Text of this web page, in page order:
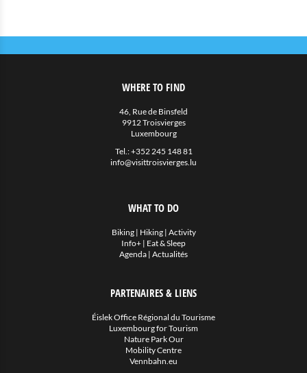
WHERE TO FIND
46, Rue de Binsfeld
9912 Troisvierges
Luxembourg
Tel.:+352 245 148 81
info@visittroisvierges.lu
WHAT TO DO
Biking| Hiking| Activity
Info+ | Eat & Sleep
Agenda | Actualités
PARTENAIRES & LIENS
Éislek Office Régional du Tourisme
Luxembourg for Tourism
Nature Park Our
Mobility Centre
Vennbahn.eu